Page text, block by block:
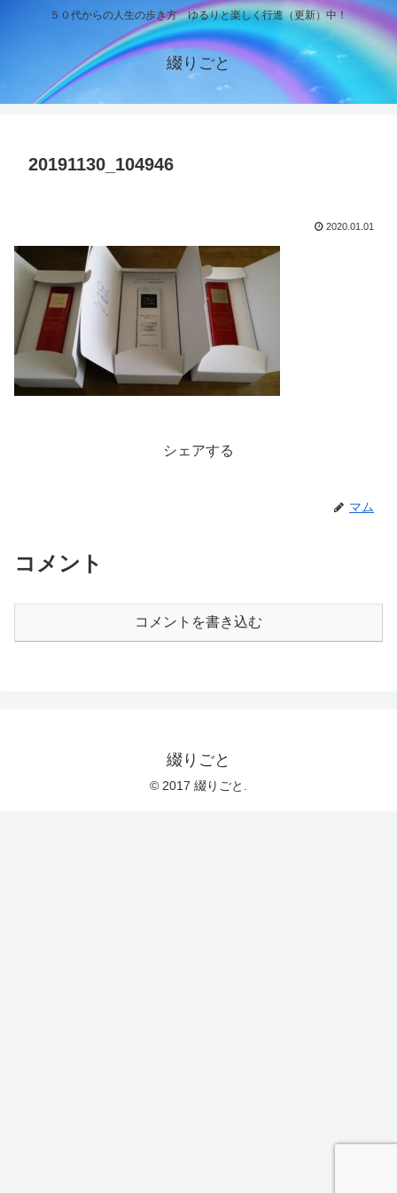
５０代からの人生の歩き方 ゆるりと楽しく行進（更新）中！
綴りごと
20191130_104946
2020.01.01
シェアする
マム
コメント
コメントを書き込む
綴りごと
© 2017 綴りごと.